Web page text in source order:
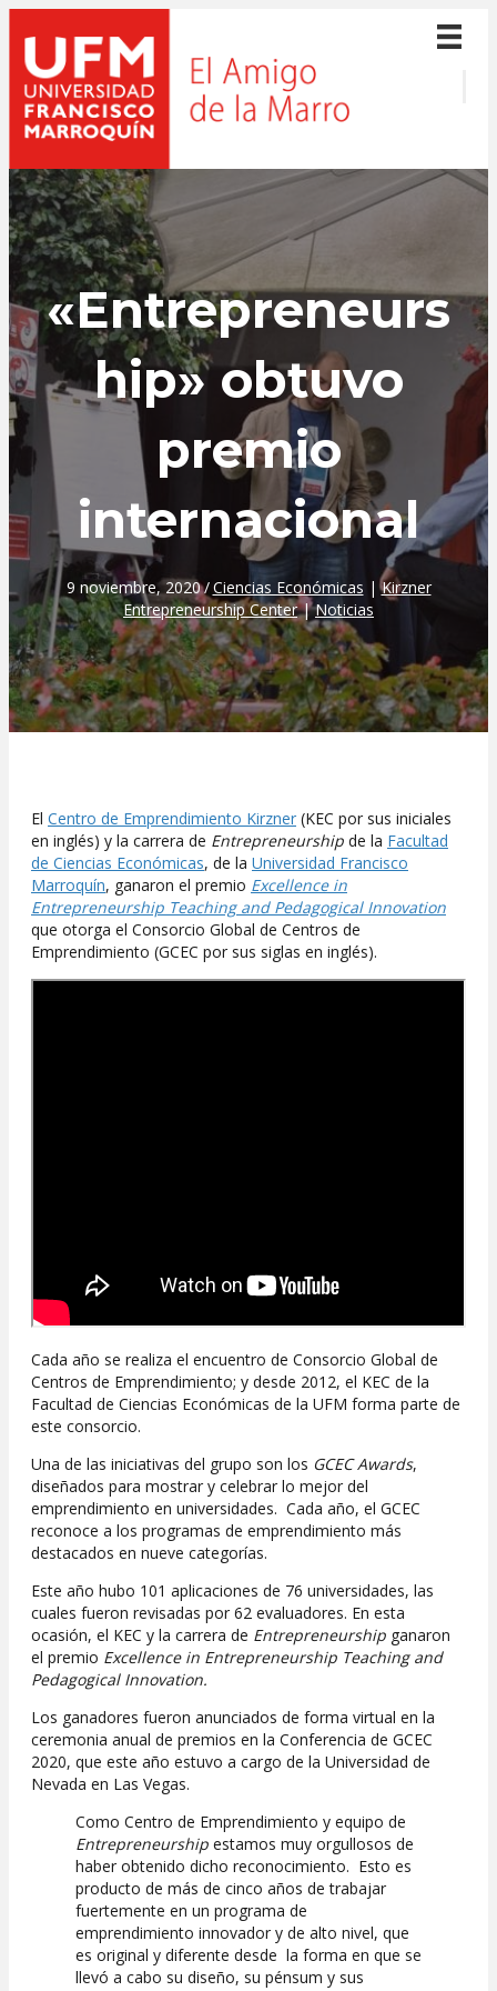
«Entrepreneurs
hip» obtuvo
premio
internacional
9 noviembre, 2020/Ciencias Económicas |Kirzner
Entrepreneurship Center|Noticias
El Centro de Emprendimiento Kirzner (KEC por sus iniciales
en inglés) y la carrera de Entrepreneurship de la Facultad
de Ciencias Económicas, de la Universidad Francisco
Marroquín, ganaron el premio Excellence in
Entrepreneurship Teaching and Pedagogical Innovation
que otorga el Consorcio Global de Centros de
Emprendimiento (GCEC por sus siglas en inglés).
Cada año se realiza el encuentro de Consorcio Global de
Centros de Emprendimiento; y desde 2012, el KEC de la
Facultad de Ciencias Económicas de la UFM forma parte de
este consorcio.
Una de las iniciativas del grupo son los GCEC Awards,
diseñados para mostrar y celebrar lo mejor del
emprendimiento en universidades. Cada año, el GCEC
reconoce a los programas de emprendimiento más
destacados en nueve categorías.
Este año hubo 101 aplicaciones de 76 universidades, las
cuales fueron revisadas por 62 evaluadores. En esta
ocasión, el KEC y la carrera de Entrepreneurship ganaron
el premio Excellence in Entrepreneurship Teaching and
Pedagogical Innovation.
Los ganadores fueron anunciados de forma virtual en la
ceremonia anual de premios en la Conferencia de GCEC
2020, que este año estuvo a cargo de la Universidad de
Nevada en Las Vegas.
Como Centro de Emprendimiento y equipo de
Entrepreneurship estamos muy orgullosos de
haber obtenido dicho reconocimiento. Esto es
producto de más de cinco años de trabajar
fuertemente en un programa de
emprendimiento innovador y de alto nivel, que
es original y diferente desde la forma en que se
llevó a cabo su diseño, su pénsum y sus